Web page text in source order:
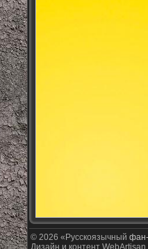
© 2026 «Русскоязычный
Дизайн и контент